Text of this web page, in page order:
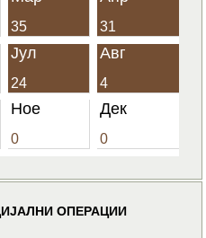
35 31
Јул
24
Авг
4
Ное
0
Дек
0
ОПЕРАЦИИ